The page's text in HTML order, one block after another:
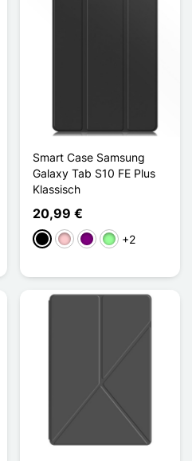
Smart Case Samsung
Galaxy Tab S10 FE Plus
Klassisch
20,99 €
Schwarz
PinkViolettVert Menthe
+2